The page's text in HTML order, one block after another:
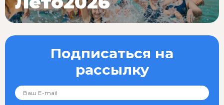
Подписаться на
рассылку